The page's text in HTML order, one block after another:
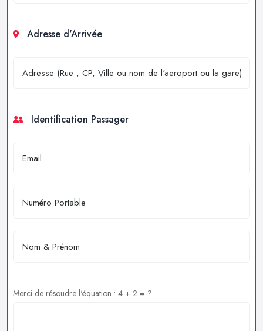
Adresse d'Arrivée
Identification Passager
Merci de résoudre l'équation : 4 + 2 = ?